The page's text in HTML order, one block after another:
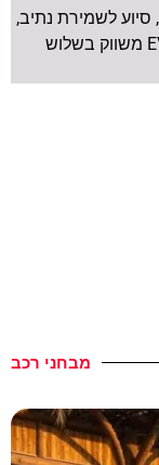
לשמירת נתיב,
ומערכת בלימה רגנרטיבית i-Pedal 3.0. ה־EV3 משווק בשלוש
מבחני רכב